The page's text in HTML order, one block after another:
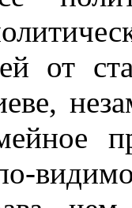
от